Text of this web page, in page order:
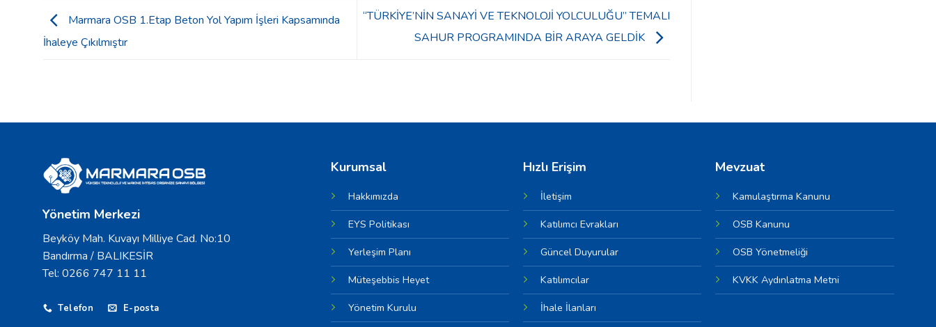
Marmara OSB 1.Etap Beton Yol Yapım İşleri Kapsamında
İhaleye Çıkılmıştır
“TÜRKİYE’NİN SANAYİ VE TEKNOLOJİ YOLCULUĞU” TEMALI
SAHUR PROGRAMINDA BİR ARAYA GELDİK
Yönetim Merkezi
Beyköy Mah. Kuvayı Milliye Cad. No:10
Bandırma / BALIKESİR
Tel: 0266 747 11 11
Telefon E-posta
Kurumsal
Hakkımızda
EYS Politikası
Yerleşim Planı
Müteşebbis Heyet
Yönetim Kurulu
Hızlı Erişim
İletişim
Katılımcı Evrakları
Güncel Duyurular
Katılımcılar
İhale İlanları
Mevzuat
Kamulaştırma Kanunu
OSB Kanunu
OSB Yönetmeliği
KVKK Aydınlatma Metni